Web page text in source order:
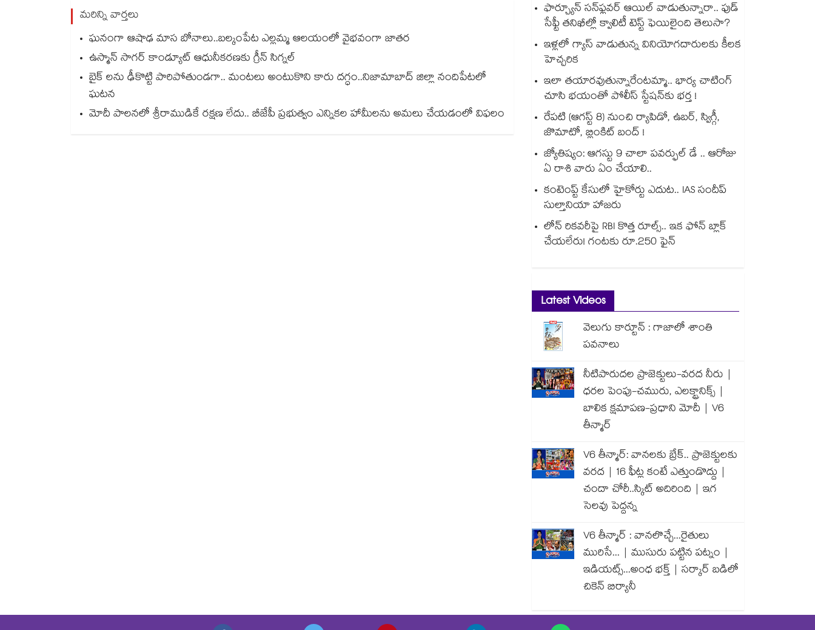
మరిన్ని వార్తలు
ఘనంగా ఆషాఢ మాస బోనాలు..బల్కంపేట ఎల్లమ్మ ఆలయంలో వైభవంగా జాతర
ఉస్మాన్ సాగర్ కాండ్యూట్ ఆధునీకరణకు గ్రీన్ సిగ్నల్
బైక్ లను ఢీకొట్టి పారిపోతుండగా.. మంటలు అంటుకొని కారు దగ్ధం..నిజామాబాద్ జిల్లా నందిపేటలో
ఘటన
మోదీ పాలనలో శ్రీరాముడికే రక్షణ లేదు.. బీజేపీ ప్రభుత్వం ఎన్నికల హామీలను అమలు చేయడంలో విఫలం
ఫార్చ్యూన్ సన్‌ఫ్లవర్ ఆయిల్ వాడుతున్నారా.. ఫుడ్
సేఫ్టీ తనిఖీల్లో క్వాలిటీ టెస్ట్ ఫెయిలైంది తెలుసా?
ఇళ్లలో గ్యాస్ వాడుతున్న వినియోగదారులకు కీలక
హెచ్చరిక
ఇలా తయారవుతున్నారేంటమ్మా.. భార్య చాటింగ్
చూసి భయంతో పోలీస్ స్టేషన్⁫కు భర్త !
రేపటి (ఆగస్ట్ 8) నుంచి ర్యాపిడో, ఉబర్, స్విగ్గీ,
జొమాటో, బ్లింకిట్ బంద్ !
జ్యోతిష్యం: ఆగస్టు 9 చాలా పవర్ఫుల్ డే .. ఆరోజు
ఏ రాశి వారు ఏం చేయాలి..
కంటెంప్ట్ కేసులో హైకోర్టు ఎదుట.. IAS సందీప్
సుల్తానియా హాజరు
లోన్ రికవరీపై RBI కొత్త రూల్స్.. ఇక ఫోన్ బ్లాక్
చేయలేరు! గంటకు రూ.250 ఫైన్
Latest Videos
వెలుగు కార్టూన్ : గాజాలో శాంతి
పవనాలు
నీటిపారుదల ప్రాజెక్టులు-వరద నీరు |
ధరల పెంపు-చమురు, ఎలక్ట్రానిక్స్ |
బాలిక క్షమాపణ-ప్రధాని మోదీ | V6
తీన్మార్
V6 తీన్మార్: వానలకు బ్రేక్.. ప్రాజెక్టులకు
వరద | 16 ఫీట్ల కంటే ఎత్తుండొద్దు |
చందా చోరీ..స్కిట్ అదిరింది | ఇగ
సెలవు పెద్దన్న
V6 తీన్మార్ : వానలొచ్చే...రైతులు
మురిసే... | ముసురు పట్టిన పట్నం |
ఇడియట్స్...అంధ భక్త్ | సర్కార్ బడిలో
చికెన్ బిర్యానీ